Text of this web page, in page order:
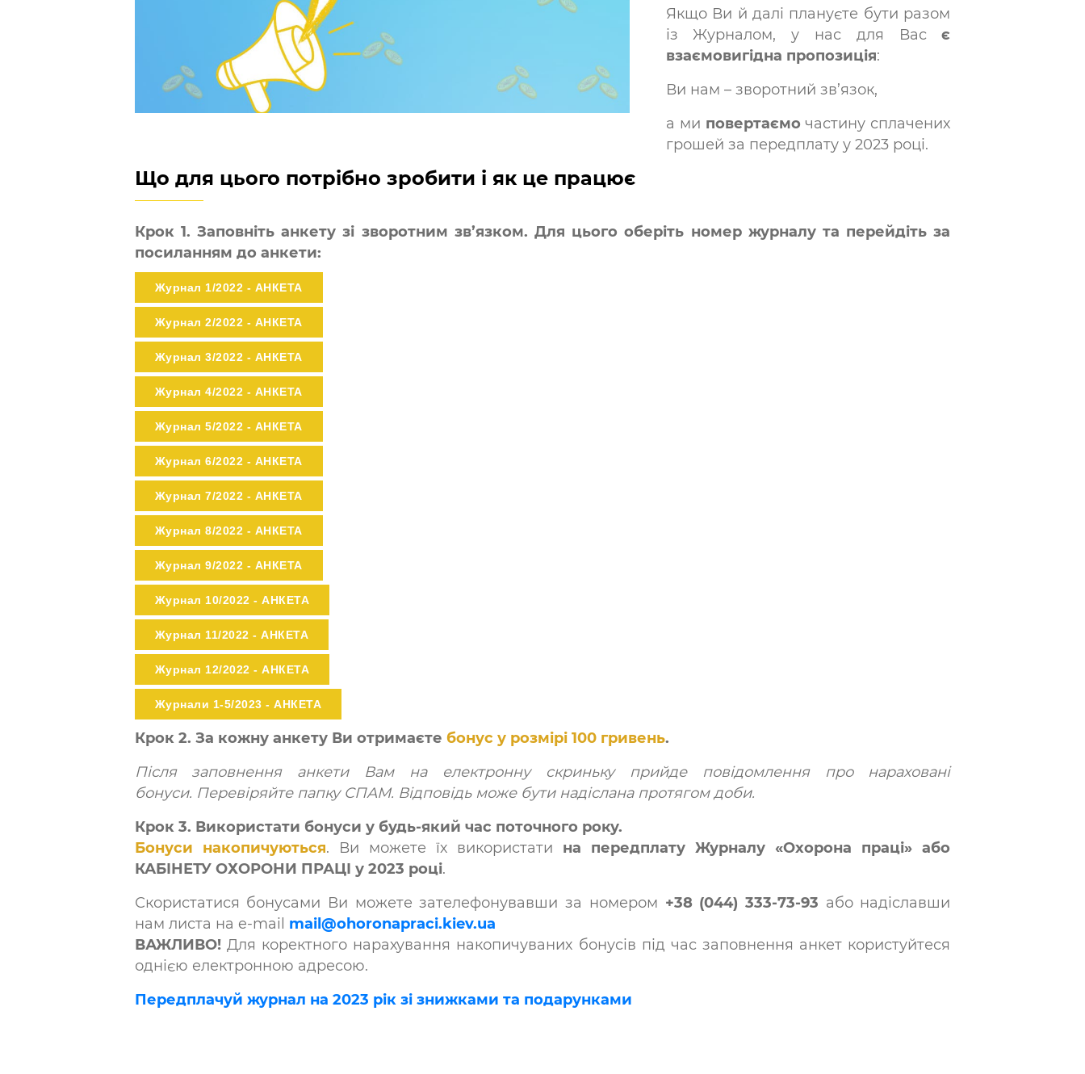
Якщо Ви й далі плануєте бути разом
із Журналом, у нас для Васє
взаємовигідна пропозиція:
Ви нам – зворотний зв’язок,
а ми повертаємо частину сплачених
грошей за передплату у 2023 році.
Що для цього потрібно зробити і як це працює
Крок 1. Заповніть анкету зі зворотним зв’язком. Для цього оберіть номер журналу та перейдіть за
посиланням до анкети:
Журнал 1/2022 - АНКЕТА
Журнал 2/2022 - АНКЕТА
Журнал 3/2022 - АНКЕТА
Журнал 4/2022 - АНКЕТА
Журнал 5/2022 - АНКЕТА
Журнал 6/2022 - АНКЕТА
Журнал 7/2022 - АНКЕТА
Журнал 8/2022 - АНКЕТА
Журнал 9/2022 - АНКЕТА
Журнал 10/2022 - АНКЕТА
Журнал 11/2022 - АНКЕТА
Журнал 12/2022 - АНКЕТА
Журнали 1-5/2023 - АНКЕТА
​Крок 2. За кожну анкету Ви отримаєте бонус у розмірі 100 гривень.
Після заповнення анкети Вам на електронну скриньку прийде повідомлення про нараховані
бонуси. Перевіряйте папку СПАМ. Відповідь може бути надіслана протягом доби.
Крок 3. Використати бонуси у будь-який час поточного року.
Бонуси накопичуються. Ви можете їх використати на передплату Журналу «Охорона праці» або
КАБІНЕТУ ОХОРОНИ ПРАЦІ у 2023 році.
Скористатися бонусами Ви можете зателефонувавши за номером +38 (044) 333-73-93 або надіславши
нам листа на e-mail mail@ohoronapraci.kiev.ua
ВАЖЛИВО! Для коректного нарахування накопичуваних бонусів під час заповнення анкет користуйтеся
однією електронною адресою.
Передплачуй журнал на 2023 рік зі знижками та подарунками